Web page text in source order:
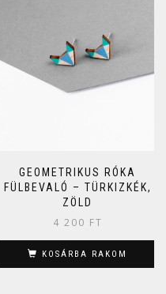
GEOMETRIKUS RÓKA
FÜLBEVALÓ – TÜRKIZKÉK,
ZÖLD
4 200 FT
KOSÁRBA RAKOM